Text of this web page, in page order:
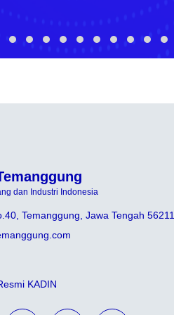
dan Industri Indonesia
Temanggung, Jawa Tengah 56211
KADIN